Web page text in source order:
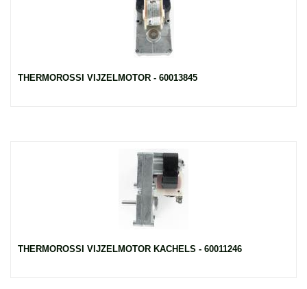
THERMOROSSI VIJZELMOTOR - 60013845
THERMOROSSI VIJZELMOTOR KACHELS - 60011246